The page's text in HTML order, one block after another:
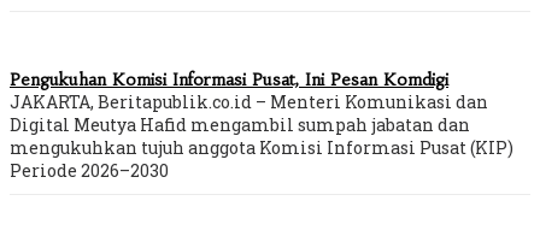
Pengukuhan Komisi Informasi Pusat, Ini Pesan Komdigi
JAKARTA, Beritapublik.co.id – Menteri Komunikasi dan
Digital Meutya Hafid mengambil sumpah jabatan dan
mengukuhkan tujuh anggota Komisi Informasi Pusat (KIP)
Periode 2026–2030